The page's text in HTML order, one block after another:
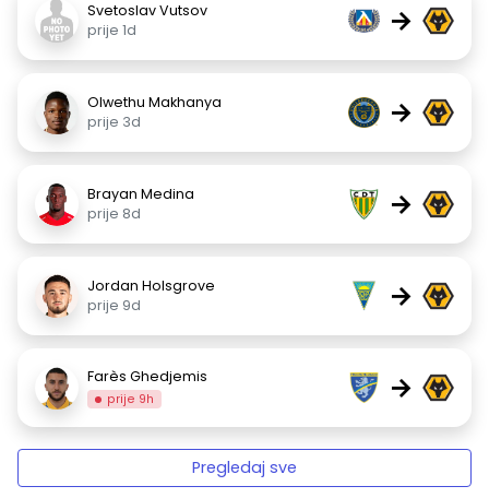
Svetoslav Vutsov
prije 1d
→
Olwethu Makhanya
prije 3d
→
Brayan Medina
prije 8d
→
Jordan Holsgrove
prije 9d
→
Farès Ghedjemis
prije 9h →
Pregledaj sve